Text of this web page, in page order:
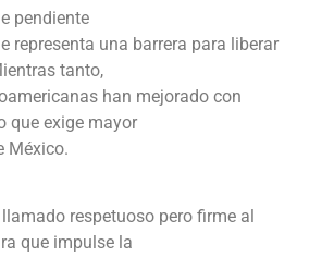
pendiente
representa una barrera para liberar
tanto,
han mejorado con
que exige mayor
México.
respetuoso pero firme al
que impulse la